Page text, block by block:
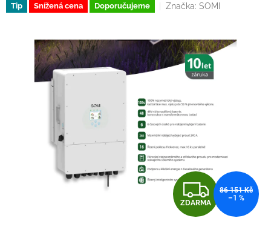
Tip Snížená cena Doporučujeme Značka: SOMI
Z
D
ZDARMA
86 151 Kč
–1 %